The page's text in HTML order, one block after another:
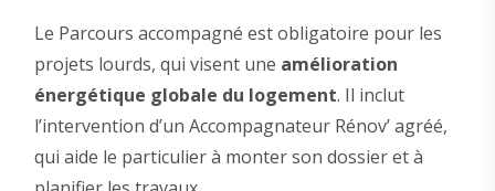
Le Parcours accompagné est obligatoire pour les
projets lourds, qui visent une amélioration
énergétique globale du logement. Il inclut
l’intervention d’un Accompagnateur Rénov’ agréé,
qui aide le particulier à monter son dossier et à